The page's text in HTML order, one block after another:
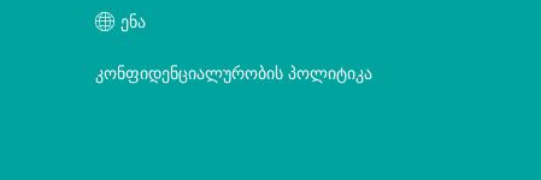
ენა
კონფიდენციალურობის პოლიტიკა